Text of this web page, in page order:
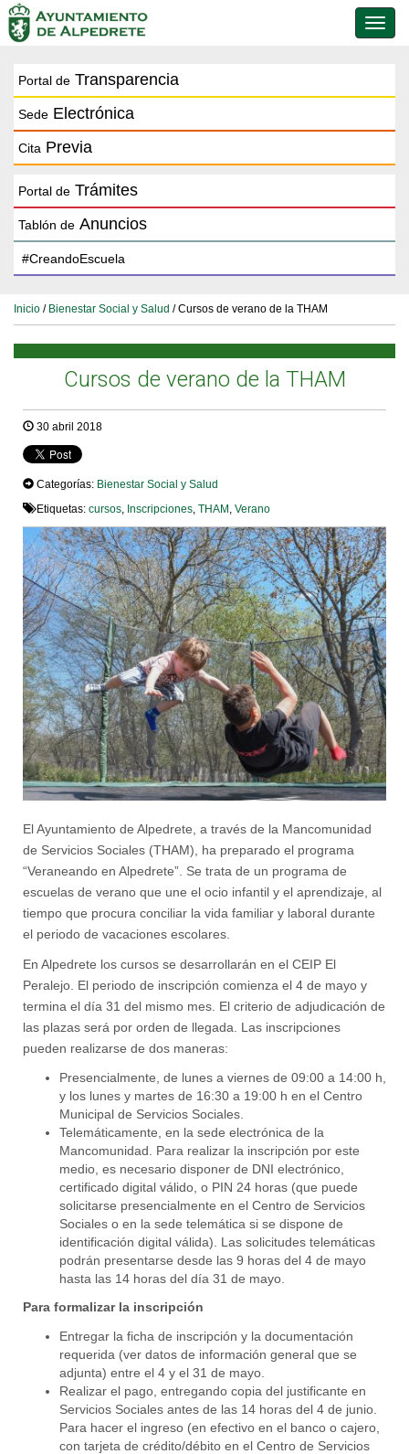
de
Portal de Transparencia
Sede Electrónica
Cita Previa
Portal de Trámites
Tablón de Anuncios
Inicio / Bienestar Social y Salud / Cursos de verano de la THAM
Cursos de verano de la THAM
30 abril 2018
Categorías: Bienestar Social y Salud
Etiquetas: cursos Inscripciones THAM Verano
El Ayuntamiento de Alpedrete, a través de la Mancomunidad
de Servicios Sociales (THAM), ha preparado el programa
“Veraneando en Alpedrete”. Se trata de un programa de
escuelas de verano que une el ocio infantil y el aprendizaje, al
tiempo que procura conciliar la vida familiar y laboral durante
el periodo de vacaciones escolares.
En Alpedrete los cursos se desarrollarán en el CEIP El
Peralejo. El periodo de inscripción comienza el 4 de mayo y
termina el día 31 del mismo mes. El criterio de adjudicación de
las plazas será por orden de llegada. Las inscripciones
pueden realizarse de dos maneras:
Presencialmente, de lunes a viernes de 09:00 a 14:00 h,
y los lunes y martes de 16:30 a 19:00 h en el Centro
Municipal de Servicios Sociales.
Telemáticamente, en la sede electrónica de la
Mancomunidad. Para realizar la inscripción por este
medio, es necesario disponer de DNI electrónico,
certificado digital válido, o PIN 24 horas (que puede
solicitarse presencialmente en el Centro de Servicios
Sociales o en la sede telemática si se dispone de
identificación digital válida). Las solicitudes telemáticas
podrán presentarse desde las 9 horas del 4 de mayo
hasta las 14 horas del día 31 de mayo.
Para formalizar la inscripción
Entregar la ficha de inscripción y la documentación
requerida (ver datos de información general que se
adjunta) entre el 4 y el 31 de mayo.
Realizar el pago, entregando copia del justificante en
Servicios Sociales antes de las 14 horas del 4 de junio.
Para hacer el ingreso (en efectivo en el banco o cajero,
con tarjeta de crédito/débito en el Centro de Servicios